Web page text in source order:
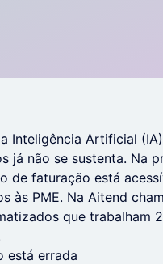
Inteligência Artificial
já não se sustenta. Na
de faturação está
às PME. Na Aitend
que trabalham
está errada